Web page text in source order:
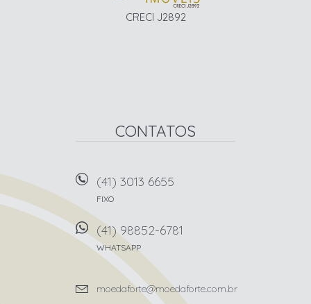
CRECI J2892
CONTATOS
(41) 3013 6655
FIXO
(41) 98852-6781
WHATSAPP
moedaforte@moedaforte.com.br